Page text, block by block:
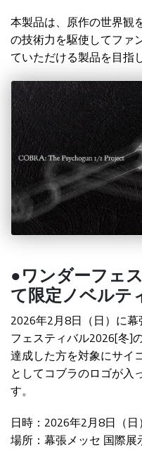
本製品は、原作の世界観
の技術力を駆使してファ
ていただける製品を目指
●ワンダーフェ
て限定ノベルテ
2026年2月8日（日）に
フェスティバル2026[冬]
達成した方を対象にサイ
としてコブラのロゴが入
す。
日時：2026年2月8日（
場所：幕張メッセ 国際展